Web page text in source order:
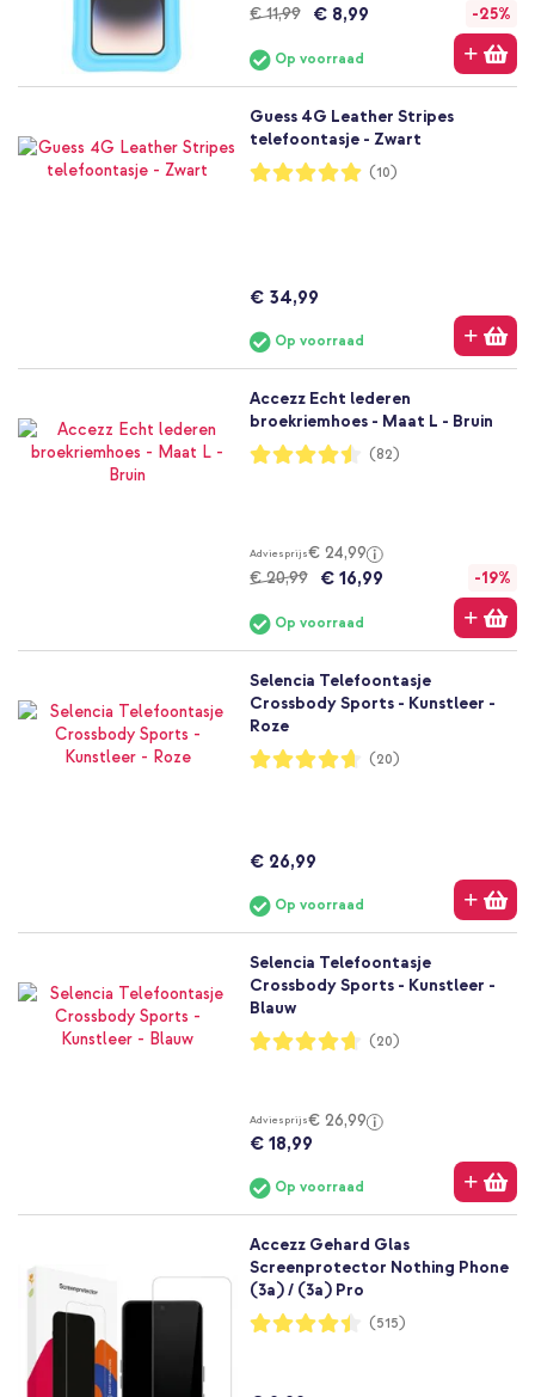
€ 11,99
€ 8,99 -25%
Op voorraad
Guess 4G Leather Stripes
telefoontasje - Zwart
Waardering:
100%
(10)
€ 34,99
Op voorraad
Accezz Echt lederen
broekriemhoes - Maat L - Bruin
Waardering:
90%
(82)
Adviesprijs€ 24,99
€ 20,99
€ 16,99 -19%
Op voorraad
Selencia Telefoontasje
Crossbody Sports - Kunstleer -
Roze
Waardering:
93%
(20)
€ 26,99
Op voorraad
Selencia Telefoontasje
Crossbody Sports - Kunstleer -
Blauw
Waardering:
93%
(20)
Adviesprijs€ 26,99
€ 18,99
Op voorraad
Accezz Gehard Glas
Screenprotector Nothing Phone
(3a) / (3a) Pro
Waardering:
89%
(515)